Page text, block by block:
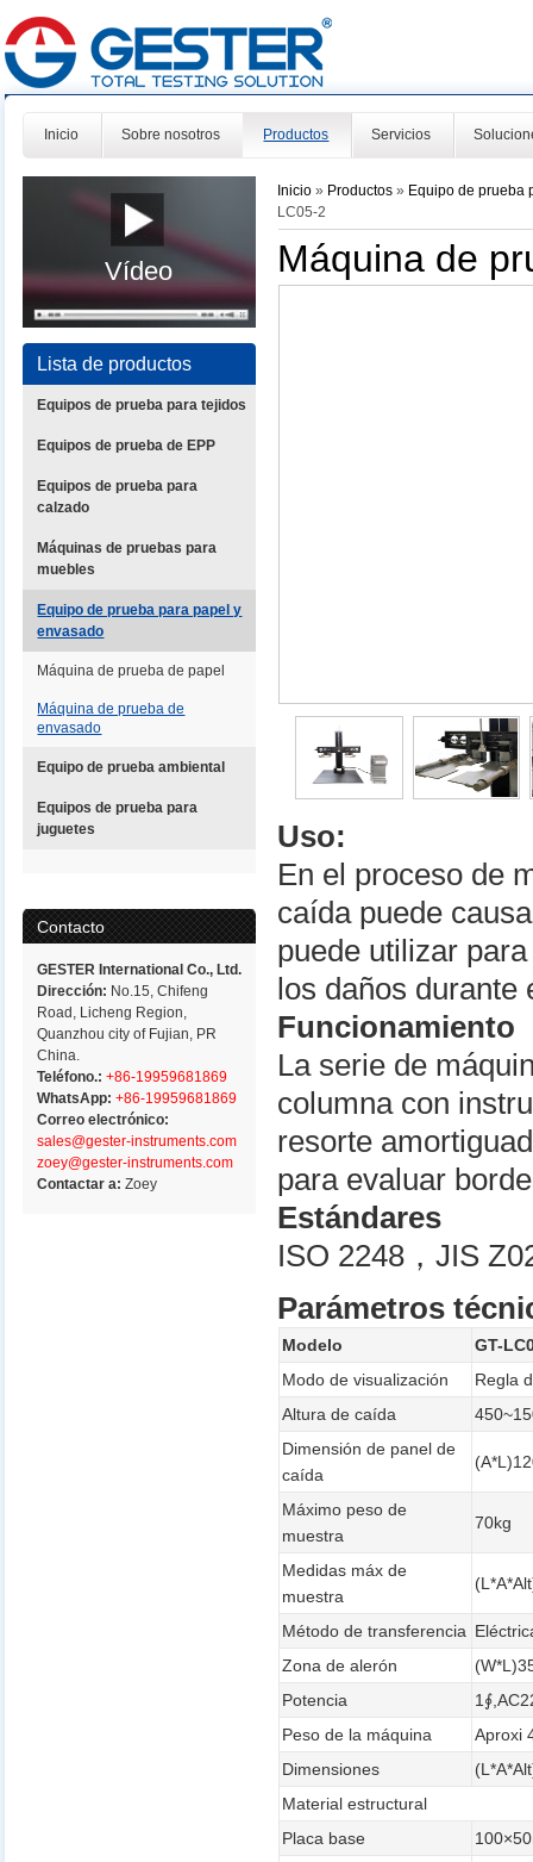
Inicio Sobre nosotros Productos Servicios
Vídeo
Lista de productos
Equipos de prueba para tejidos
Equipos de prueba de EPP
Equipos de prueba para
calzado
Máquinas de pruebas para
muebles
Equipo de prueba para papel y
envasado
Máquina de prueba de papel
Máquina de prueba de
envasado
Equipo de prueba ambiental
Equipos de prueba para
juguetes
Contacto
GESTER International Co., Ltd.
Dirección: No.15, Chifeng
Road, Licheng Region,
Quanzhou city of Fujian, PR
China.
Teléfono.: +86-19959681869
WhatsApp: +86-19959681869
Correo electrónico:
sales@gester-instruments.com
zoey@gester-instruments.com
Contactar a:Zoey
Inicio » Productos» Equipo de prueba
LC05-2
Máquina de
Uso:
En el proceso de
caída puede
puede utilizar
los daños durante
Funcionamiento
La serie de
columna con
resorte
para evaluar
Estándares
ISO 2248，JIS
Parámetros
Modelo
GT-
Modo de visualización
Regla
Altura de caída
Dimensión de panel de
caída
Máximo peso de
muestra
70kg
Medidas máx de
muestra
Método de transferencia
Zona de alerón
Potencia
Peso de la máquina
Aproxi
Dimensiones
Material estructural
Placa base